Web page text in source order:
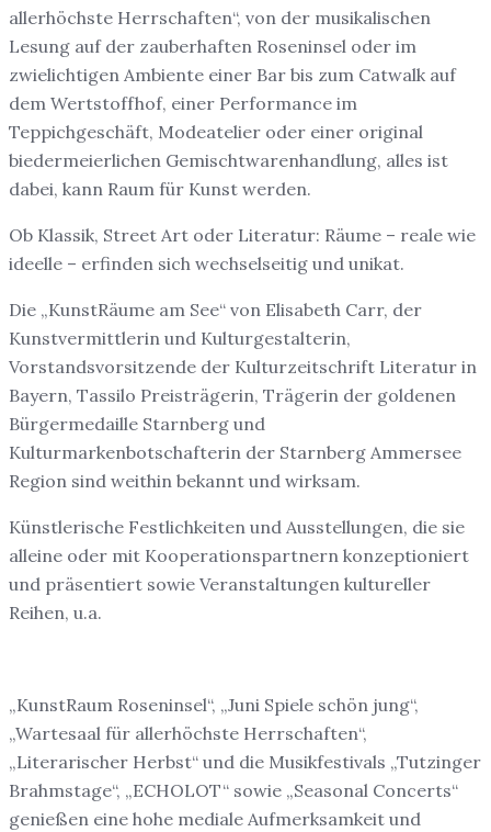
allerhöchste Herrschaften“, von der musikalischen
Lesung auf der zauberhaften Roseninsel oder im
zwielichtigen Ambiente einer Bar bis zum Catwalk auf
dem Wertstoffhof, einer Performance im
Teppichgeschäft, Modeatelier oder einer original
biedermeierlichen Gemischtwarenhandlung, alles ist
dabei, kann Raum für Kunst werden.
Ob Klassik, Street Art oder Literatur: Räume – reale wie
ideelle – erfinden sich wechselseitig und unikat.
Die „KunstRäume am See“ von Elisabeth Carr, der
Kunstvermittlerin und Kulturgestalterin,
Vorstandsvorsitzende der Kulturzeitschrift Literatur in
Bayern, Tassilo Preisträgerin, Trägerin der goldenen
Bürgermedaille Starnberg und
Kulturmarkenbotschafterin der Starnberg Ammersee
Region sind weithin bekannt und wirksam.
Künstlerische Festlichkeiten und Ausstellungen, die sie
alleine oder mit Kooperationspartnern konzeptioniert
und präsentiert sowie Veranstaltungen kultureller
Reihen, u.a.
„KunstRaum Roseninsel“, „Juni Spiele schön jung“,
„Wartesaal für allerhöchste Herrschaften“,
„Literarischer Herbst“ und die Musikfestivals „Tutzinger
Brahmstage“, „ECHOLOT“ sowie „Seasonal Concerts“
genießen eine hohe mediale Aufmerksamkeit und